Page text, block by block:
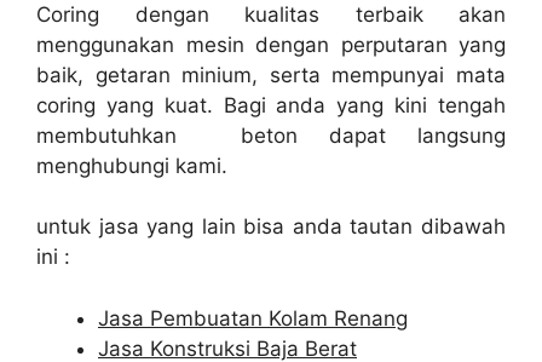
Coring dengan kualitas terbaik akan
menggunakan mesin dengan perputaran yang
baik, getaran minium, serta mempunyai mata
coring yang kuat. Bagi anda yang kini tengah
membutuhkan beton dapat langsung
menghubungi kami.
untuk jasa yang lain bisa anda tautan dibawah
ini :
Jasa Pembuatan Kolam Renang
Jasa Konstruksi Baja Berat